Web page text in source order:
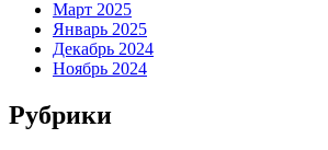
Март 2025
Январь 2025
Декабрь 2024
Ноябрь 2024
Рубрики